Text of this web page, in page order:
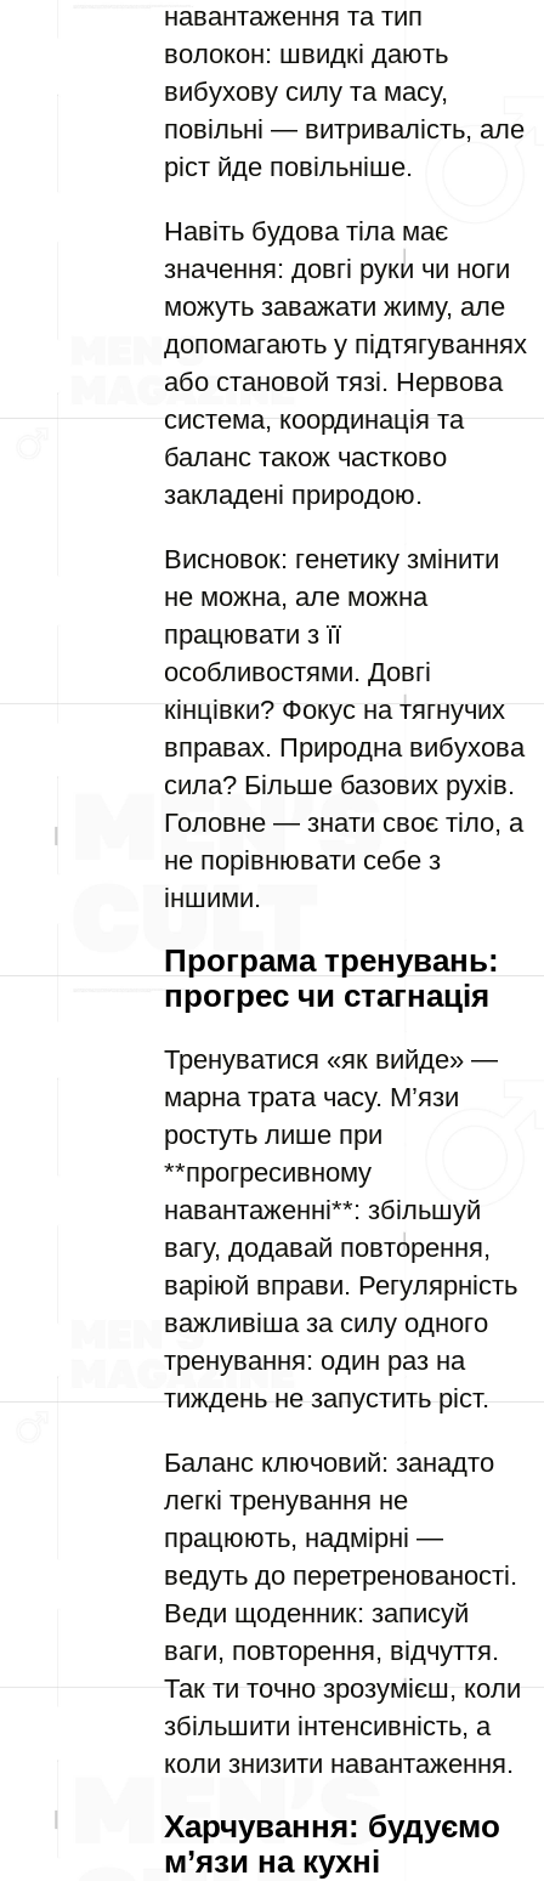
навантаження та тип
волокон: швидкі дають
вибухову силу та масу,
повільні — витривалість, але
ріст йде повільніше.
Навіть будова тіла має
значення: довгі руки чи ноги
можуть заважати жиму, але
допомагають у підтягуваннях
або становой тязі. Нервова
система, координація та
баланс також частково
закладені природою.
Висновок: генетику змінити
не можна, але можна
працювати з її
особливостями. Довгі
кінцівки? Фокус на тягнучих
вправах. Природна вибухова
сила? Більше базових рухів.
Головне — знати своє тіло, а
не порівнювати себе з
іншими.
Програма тренувань:
прогрес чи стагнація
Тренуватися «як вийде» —
марна трата часу. М’язи
ростуть лише при
**прогресивному
навантаженні**: збільшуй
вагу, додавай повторення,
варіюй вправи. Регулярність
важливіша за силу одного
тренування: один раз на
тиждень не запустить ріст.
Баланс ключовий: занадто
легкі тренування не
працюють, надмірні —
ведуть до перетренованості.
Веди щоденник: записуй
ваги, повторення, відчуття.
Так ти точно зрозумієш, коли
збільшити інтенсивність, а
коли знизити навантаження.
Харчування: будуємо
м’язи на кухні